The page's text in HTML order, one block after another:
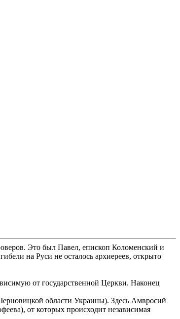
Это был Павел, епископ Коломенский и
на Руси не осталось архиереев, открыто
от государственной Церкви. Наконец
области Украины). Здесь Амвросий
от которых происходит независимая